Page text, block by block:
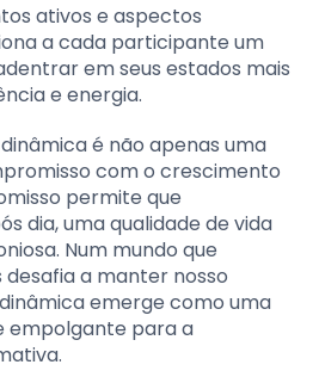
ativos e aspectos
a cada participante um
em seus estados mais
e energia.
é não apenas uma
com o crescimento
permite que
dia, uma qualidade de vida
Num mundo que
a manter nosso
emerge como uma
empolgante para a